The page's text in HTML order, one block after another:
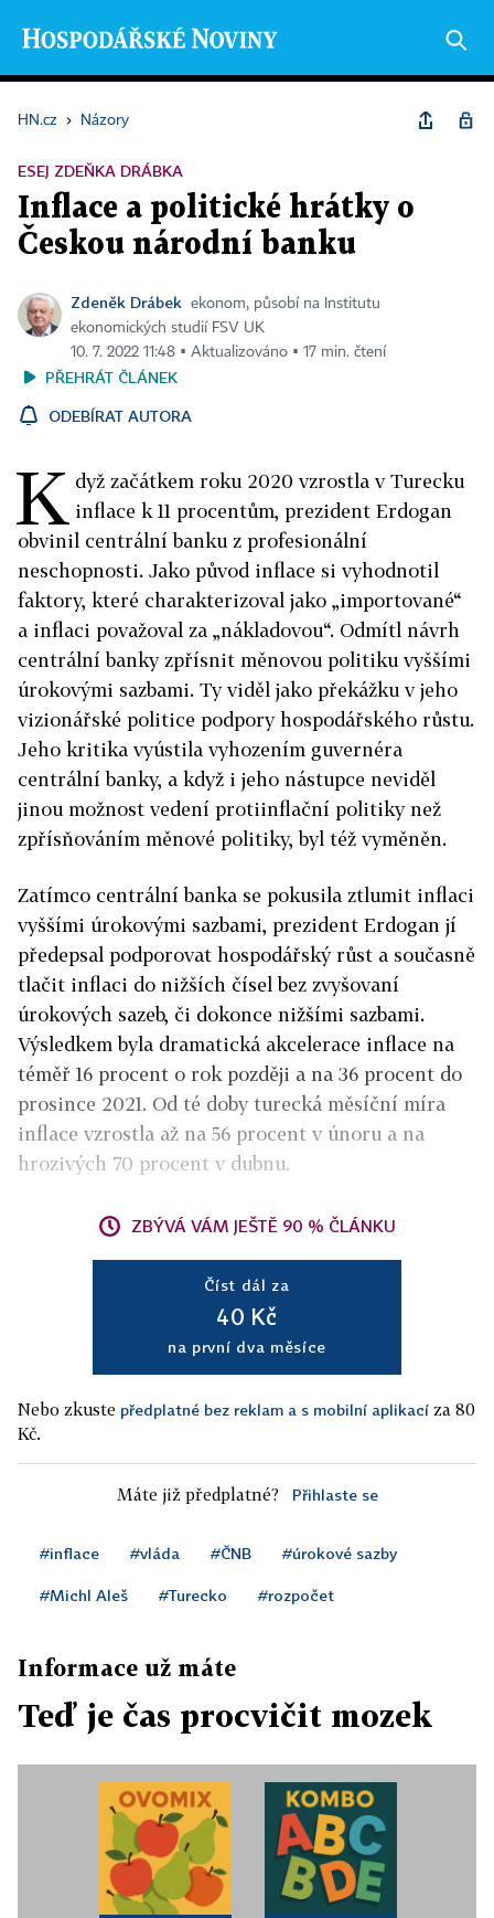
HN.cz › Názory
ESEJ ZDEŇKA DRÁBKA
Inflace a politické hrátky o
Českou národní banku
Zdeněk Drábek
ekonom, působí na Institutu
ekonomických studií FSV UK
10. 7. 2022 11:48 ▪ Aktualizováno ▪ 17 min. čtení
PŘEHRÁT ČLÁNEK
ODEBÍRAT AUTORA
K dyž začátkem roku 2020 vzrostla v Turecku
inflace k 11 procentům, prezident Erdogan
obvinil centrální banku z profesionální
neschopnosti. Jako původ inflace si vyhodnotil
faktory, které charakterizoval jako „importované“
a inflaci považoval za „nákladovou“. Odmítl návrh
centrální banky zpřísnit měnovou politiku vyššími
úrokovými sazbami. Ty viděl jako překážku v jeho
vizionářské politice podpory hospodářského růstu.
Jeho kritika vyústila vyhozením guvernéra
centrální banky, a když i jeho nástupce neviděl
jinou možnost vedení protiinflační politiky než
zpřísňováním měnové politiky, byl též vyměněn.
Zatímco centrální banka se pokusila ztlumit inflaci
vyššími úrokovými sazbami, prezident Erdogan jí
předepsal podporovat hospodářský růst a současně
tlačit inflaci do nižších čísel bez zvyšovaní
úrokových sazeb, či dokonce nižšími sazbami.
Výsledkem byla dramatická akcelerace inflace na
téměř 16 procent o rok později a na 36 procent do
prosince 2021. Od té doby turecká měsíční míra
inflace vzrostla až na 56 procent v únoru a na
hrozivých 70 procent v dubnu.
ZBÝVÁ VÁM JEŠTĚ 90 % ČLÁNKU
Číst dál za
40 Kč
na první dva měsíce
Nebo zkuste předplatné bez reklam a s mobilní aplikací za 80
Kč.
Máte již předplatné? Přihlaste se
#inflace #vláda #ČNB #úrokové sazby
#Michl Aleš #Turecko #rozpočet
Informace už máte
Teď je čas procvičit mozek